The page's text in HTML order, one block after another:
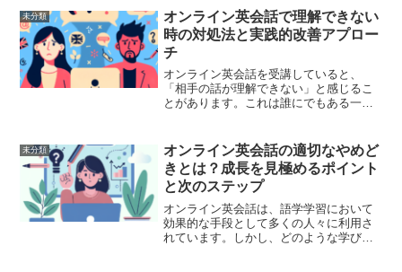
克服法を具体的に探っていきましょう。
話せない理由1. 恐怖心...
未分類
オンライン英会話で理解できない
時の対処法と実践的改善アプロー
チ
オンライン英会話を受講していると、
「相手の話が理解できない」と感じるこ
とがあります。これは誰にでもある一般
ことができます。この記事では、オンラ
イン英会話での理解不足をど...
未分類
オンライン英会話の適切なやめど
きとは？成長を見極めるポイント
と次のステップ
オンライン英会話は、語学学習において
効果的な手段として多くの人々に利用さ
れています。しかし、どのような学びで